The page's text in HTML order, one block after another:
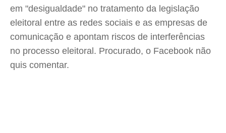
em "desigualdade" no tratamento da legislação
eleitoral entre as redes sociais e as empresas de
comunicação e apontam riscos de interferências
no processo eleitoral. Procurado, o Facebook não
quis comentar.